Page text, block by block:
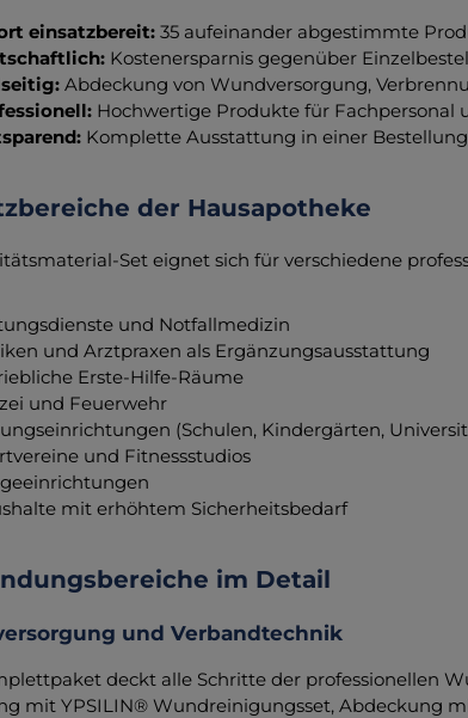
einsatzbereit: 35 aufeinander abgestimmte
Kostenersparnis gegenüber
Abdeckung von Wundversorgung,
Hochwertige Produkte für Fachpersonal
Komplette Ausstattung in einer Bestellung
der Hausapotheke
Set eignet sich für verschiedene
und Notfallmedizin
und Arztpraxen als Ergänzungsausstattung
Erste-Hilfe-Räume
und Feuerwehr
(Schulen, Kindergärten,
und Fitnessstudios
mit erhöhtem Sicherheitsbedarf
im Detail
und Verbandtechnik
deckt alle Schritte der professionellen
mit YPSILIN® Wundreinigungsset, Abdeckung